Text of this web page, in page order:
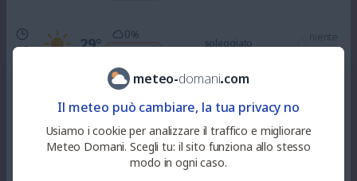
10 29°
0%
UV 3
soleggiato
niente
pioggia
32° UV 6
nuvoloso
100%
UV 6
nuvoloso
meteo-domani.com
Il meteo può cambiare, la tua privacy no
Usiamo i cookie per analizzare il traffico e migliorare
Meteo Domani. Scegli tu: il sito funziona allo stesso
modo in ogni caso.